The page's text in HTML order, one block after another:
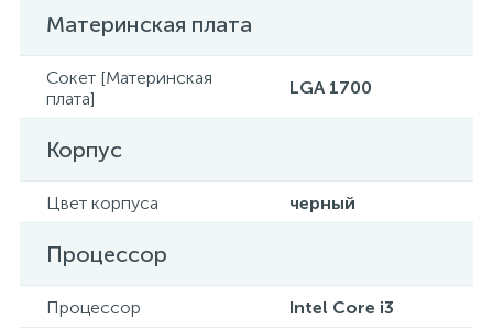
Материнская плата
Сокет [Материнская
плата]
LGA 1700
Корпус
Цвет корпуса черный
Процессор
Процессор Intel Core i3